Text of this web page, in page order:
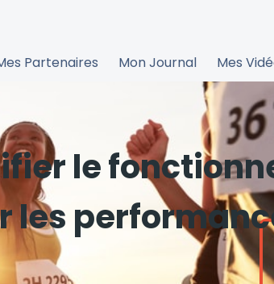
Partenaires Mon Journal Mes
le
les